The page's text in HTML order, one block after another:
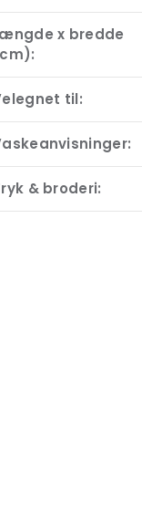
x bredde
til:
& broderi: